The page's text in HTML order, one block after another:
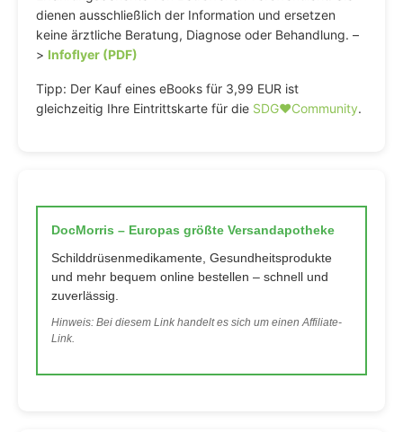
dienen ausschließlich der Information und ersetzen
keine ärztliche Beratung, Diagnose oder Behandlung. –
> Infoflyer (PDF)
Tipp: Der Kauf eines eBooks für 3,99 EUR ist
gleichzeitig Ihre Eintrittskarte für die SDG♥️Community.
DocMorris – Europas größte Versandapotheke
Schilddrüsenmedikamente, Gesundheitsprodukte
und mehr bequem online bestellen – schnell und
zuverlässig.
Hinweis: Bei diesem Link handelt es sich um einen Affiliate-
Link.